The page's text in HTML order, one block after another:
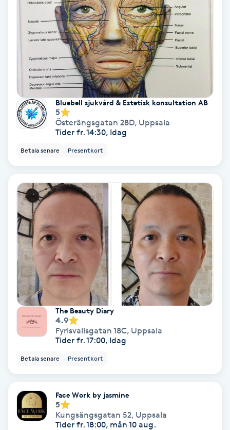
Katun fransar
Kemisk peeling
Keratinbehandling
Kinesiologi
Kinesisk medicin
Kiropraktik
Klangmassage
Klippning
Klippning & Slingor
Klippning ungdom
Koppningsmassage
Kosmetisk tatuering
Kostrådgivning
Kroppspeeling
Bluebell sjukvård & Estetisk konsultation AB
5
Österängsgatan 28D, Uppsala
Tider fr. 14:30, Idag
Betala senare Presentkort
The Beauty Diary
4.9
Fyrisvallsgatan 18C, Uppsala
Tider fr. 17:00, Idag
Betala senare Presentkort
Face Work by jasmine
5
Kungsängsgatan 52, Uppsala
Tider fr. 18:00, mån 10 aug.